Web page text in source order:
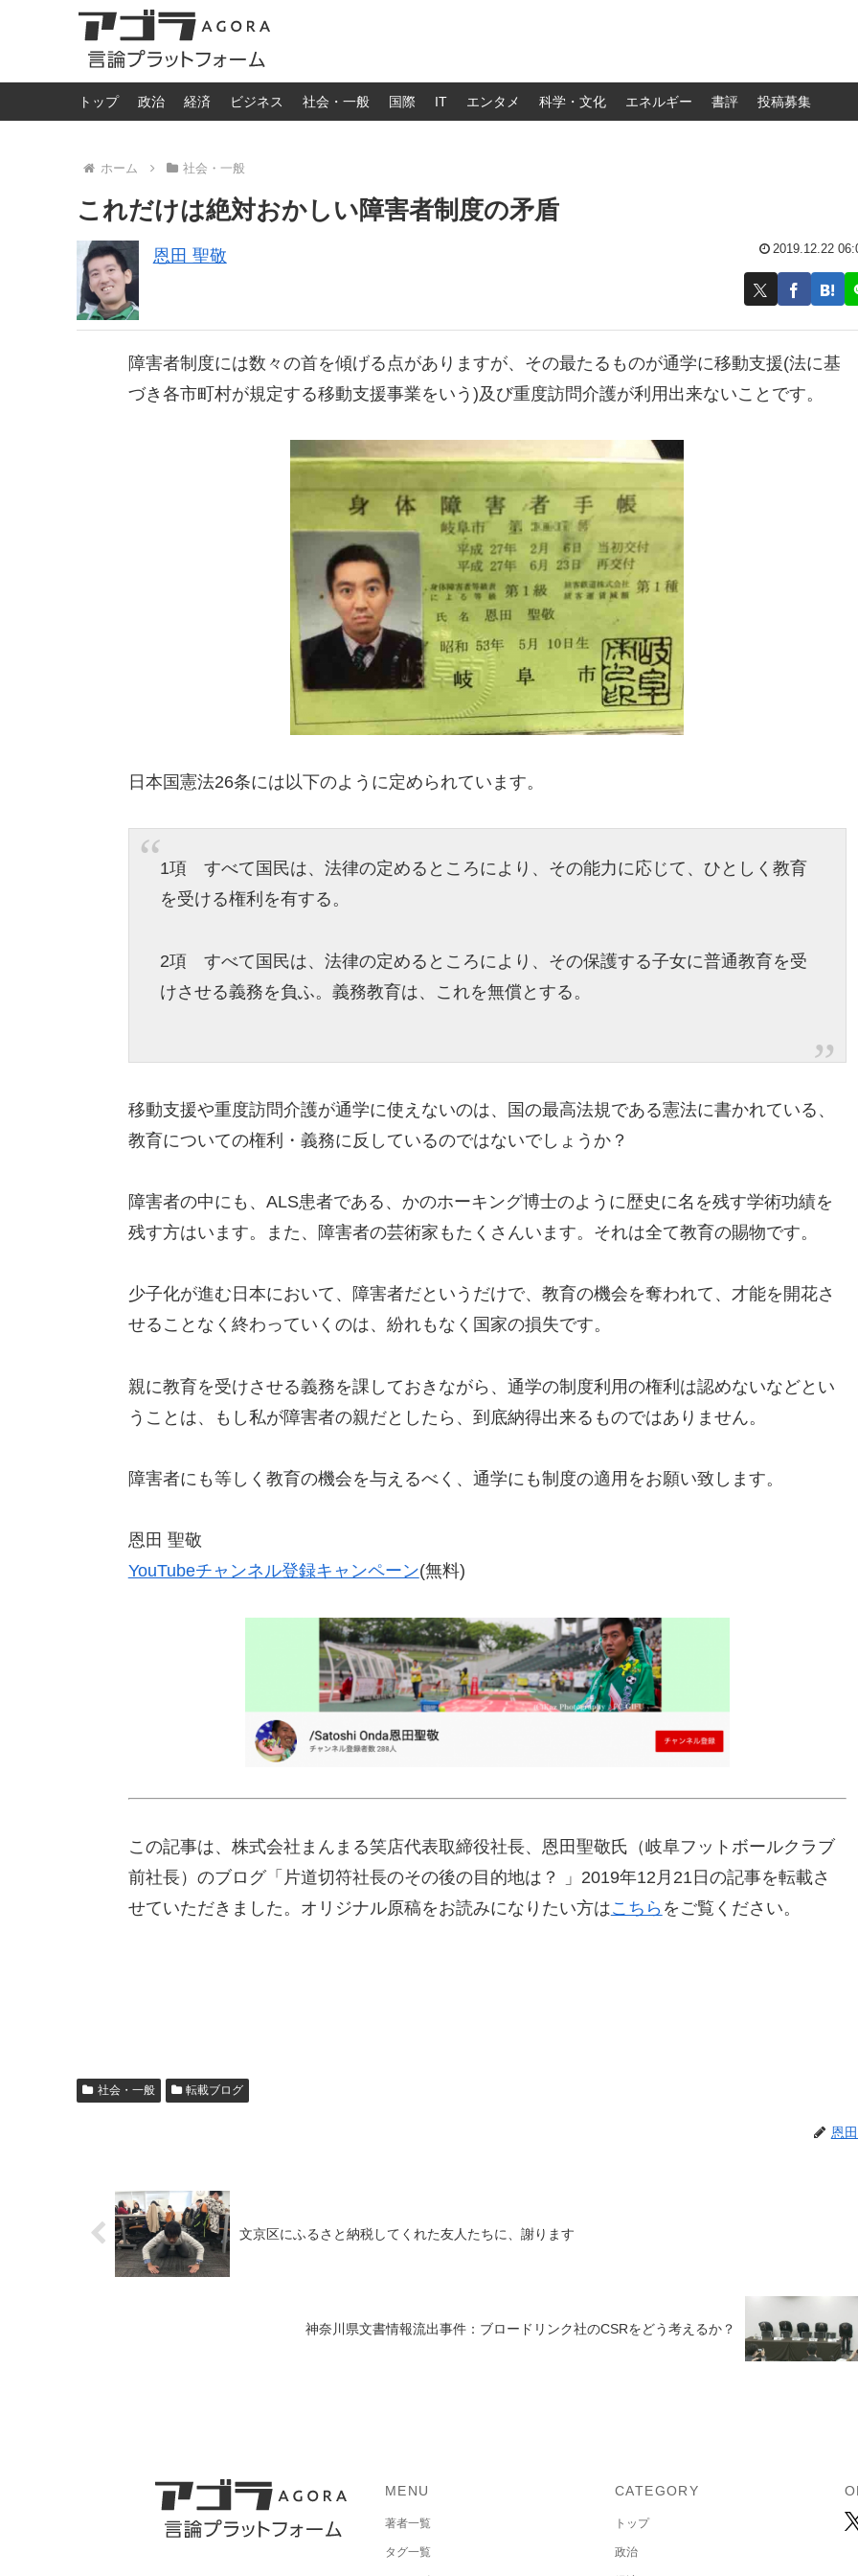
トップ 政治 経済 ビジネス 社会・一般 国際 IT エンタメ 科学・文化 エネルギー 書評 投稿募集
ホーム 社会・一般
これだけは絶対おかしい障害者制度の矛盾
恩田 聖敬 2019.12.22
障害者制度には数々の首を傾げる点がありますが、その最たるものが通学に移動支援(法に基
づき各市町村が規定する移動支援事業をいう)及び重度訪問介護が利用出来ないことです。
日本国憲法26条には以下のように定められています。
1項 すべて国民は、法律の定めるところにより、その能力に応じて、ひとしく教育
を受ける権利を有する。
2項 すべて国民は、法律の定めるところにより、その保護する子女に普通教育を受
けさせる義務を負ふ。義務教育は、これを無償とする。
移動支援や重度訪問介護が通学に使えないのは、国の最高法規である憲法に書かれている、
教育についての権利・義務に反しているのではないでしょうか？
障害者の中にも、ALS患者である、かのホーキング博士のように歴史に名を残す学術功績を
残す方はいます。また、障害者の芸術家もたくさんいます。それは全て教育の賜物です。
少子化が進む日本において、障害者だというだけで、教育の機会を奪われて、才能を開花さ
せることなく終わっていくのは、紛れもなく国家の損失です。
親に教育を受けさせる義務を課しておきながら、通学の制度利用の権利は認めないなどとい
うことは、もし私が障害者の親だとしたら、到底納得出来るものではありません。
障害者にも等しく教育の機会を与えるべく、通学にも制度の適用をお願い致します。
恩田 聖敬
YouTubeチャンネル登録キャンペーン(無料)
この記事は、株式会社まんまる笑店代表取締役社長、恩田聖敬氏（岐阜フットボールクラブ
前社長）のブログ「片道切符社長のその後の目的地は？ 」2019年12月21日の記事を転載さ
せていただきました。オリジナル原稿をお読みになりたい方はこちら をご覧ください。
社会・一般 転載ブログ
恩
文京区にふるさと納税してくれた友人たちに、謝ります
神奈川県文書情報流出事件：ブロードリンク社のCSRをどう考えるか？
MENU
著者一覧
タグ一覧
CATEGORY
トップ
政治